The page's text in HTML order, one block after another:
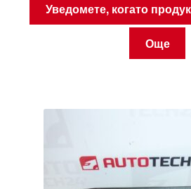
Уведомете, когато
Още